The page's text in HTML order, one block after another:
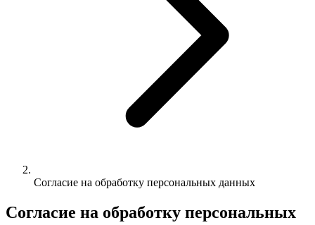
Согласие на обработку персональных данных
Согласие на обработку персональных